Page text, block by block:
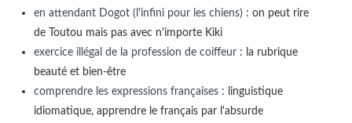
en attendant Dogot (l'infini pour les chiens): on peut rire
de Toutou mais pas avec n'importe Kiki
exercice illégal de la profession de coiffeur: la rubrique
beauté et bien-être
comprendre les expressions françaises: linguistique
idiomatique, apprendre le français par l'absurde